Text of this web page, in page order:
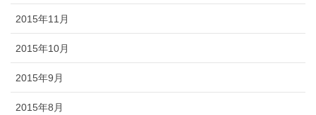
2015年11月
2015年10月
2015年9月
2015年8月